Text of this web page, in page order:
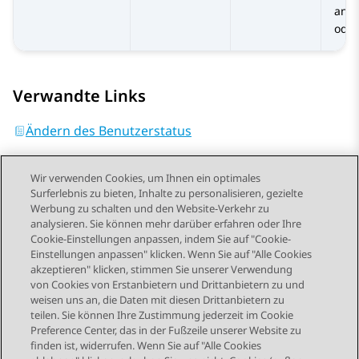
Verwandte Links
Ändern des Benutzerstatus
Send Feedback
Themennavigation
Vorheriges Thema Nächstes Thema
Wir verwenden Cookies, um Ihnen ein optimales
Surferlebnis zu bieten, Inhalte zu personalisieren, gezielte
Werbung zu schalten und den Website-Verkehr zu
analysieren. Sie können mehr darüber erfahren oder Ihre
Cookie-Einstellungen anpassen, indem Sie auf "Cookie-
Einstellungen anpassen" klicken. Wenn Sie auf "Alle Cookies
akzeptieren" klicken, stimmen Sie unserer Verwendung
von Cookies von Erstanbietern und Drittanbietern zu und
weisen uns an, die Daten mit diesen Drittanbietern zu
teilen. Sie können Ihre Zustimmung jederzeit im Cookie
Preference Center, das in der Fußzeile unserer Website zu
finden ist, widerrufen. Wenn Sie auf "Alle Cookies